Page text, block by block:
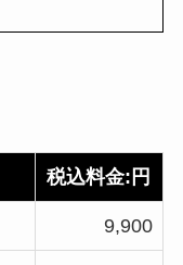
税込料金:円
9,900